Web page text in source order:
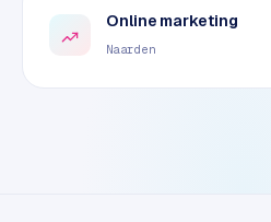
e
i
Online marketing
Naarden